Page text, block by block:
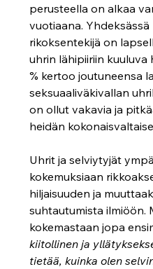
perusteella on alkaa
vuotiaana.
rikoksentekijä on
uhrin lähipiiriin kuuluva
% kertoo joutuneensa
seksuaaliväkivallan
on ollut vakavia ja
heidän
Uhrit ja selviytyjät
kokemuksiaan
hiljaisuuden ja
suhtautumista
kokemastaan jopa
kiitollinen ja
tietää, kuinka olen